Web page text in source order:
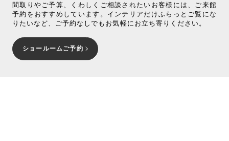
間取りやご予算、くわしくご相談されたいお客様には、ご来館
予約をおすすめしています。インテリアだけふらっとご覧にな
りたいなど、ご予約なしでもお気軽にお立ち寄りください。
ショールームご予約